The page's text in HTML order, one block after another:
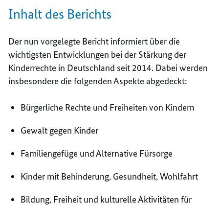
Inhalt des Berichts
Der nun vorgelegte Bericht informiert über die
wichtigsten Entwicklungen bei der Stärkung der
Kinderrechte in Deutschland seit 2014. Dabei werden
insbesondere die folgenden Aspekte abgedeckt:
Bürgerliche Rechte und Freiheiten von Kindern
Gewalt gegen Kinder
Familiengefüge und Alternative Fürsorge
Kinder mit Behinderung, Gesundheit, Wohlfahrt
Bildung, Freiheit und kulturelle Aktivitäten für